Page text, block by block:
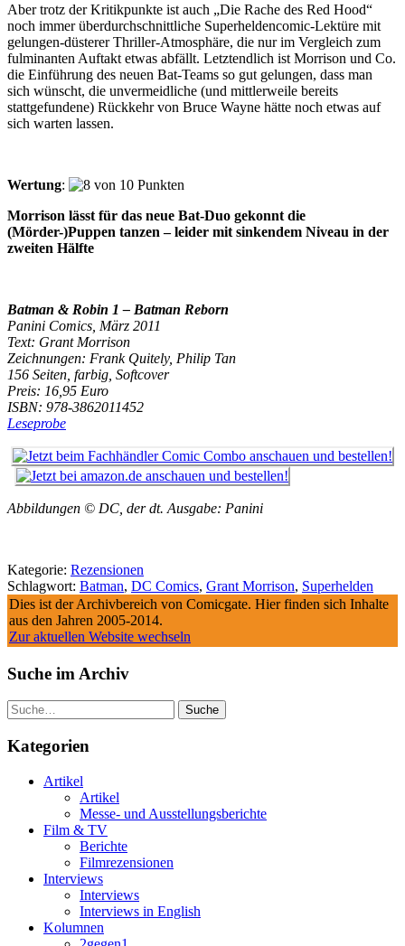
Aber trotz der Kritikpunkte ist auch „Die Rache des Red Hood“
noch immer überdurchschnittliche Superheldencomic-Lektüre mit
gelungen-düsterer Thriller-Atmosphäre, die nur im Vergleich zum
fulminanten Auftakt etwas abfällt. Letztendlich ist Morrison und Co.
die Einführung des neuen Bat-Teams so gut gelungen, dass man
sich wünscht, die unvermeidliche (und mittlerweile bereits
stattgefundene) Rückkehr von Bruce Wayne hätte noch etwas auf
sich warten lassen.
Wertung:
Morrison lässt für das neue Bat-Duo gekonnt die
(Mörder-)Puppen tanzen – leider mit sinkendem Niveau in der
zweiten Hälfte
Batman & Robin 1 – Batman Reborn
Panini Comics, März 2011
Text: Grant Morrison
Zeichnungen: Frank Quitely, Philip Tan
156 Seiten, farbig, Softcover
Preis: 16,95 Euro
ISBN: 978-3862011452
Leseprobe
Abbildungen © DC, der dt. Ausgabe: Panini
Kategorie: Rezensionen
Schlagwort: Batman, DC Comics, Grant Morrison, Superhelden
Dies ist der Archivbereich von Comicgate. Hier finden sich Inhalte
aus den Jahren 2005-2014.
Zur aktuellen Website wechseln
Suche im Archiv
Suche
Kategorien
Artikel
Artikel
Messe- und Ausstellungsberichte
Film & TV
Berichte
Filmrezensionen
Interviews
Interviews
Interviews in English
Kolumnen